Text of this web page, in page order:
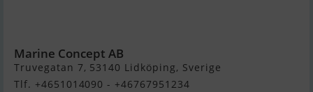
Marine Concept AB
Truvegatan 7, 53140 Lidköping, Sverige
Tlf. +4651014090 - +46767951234